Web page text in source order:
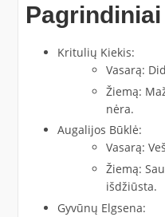
Kritulių Kiekis:
Vasarą:
Žiemą:
nėra.
Augalijos Būklė:
Vasarą:
Žiemą:
išdžiūsta.
Gyvūnų Elgsena: